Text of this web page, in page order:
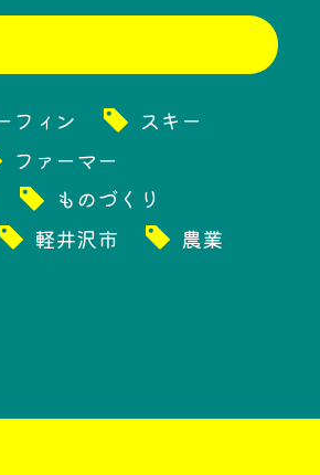
フィン
スキー
ファーマー
ものづくり
軽井沢市
農業